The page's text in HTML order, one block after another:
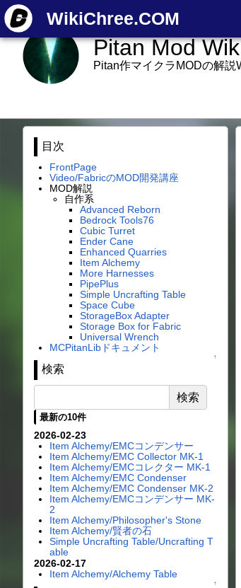
WikiChree.COM
Pitan Mod
Pitan作マイクラMODの解説
目次
FrontPage
Video/FabricのMOD開発講座
MOD解説
自作系
Advanced Reborn
Bedrock Tools76
Cubic Turret
Ender Cane
Enhanced Quarries
Item Alchemy
More Harnesses
PipePlus
Simple Uncrafting Table
Space Cube
StorageBox Adapter
Storage Box for Fabric
Universal Wrench
MCPitanLibドキュメント
↑
検索
最新の10件
2026-02-23
Item Alchemy/EMCコンデンサー
Item Alchemy/EMC Collector MK-1
Item Alchemy/EMCコレクター MK-1
Item Alchemy/EMC Condenser
Item Alchemy/EMC Condenser MK-2
Item Alchemy/EMCコンデンサー MK-
2
Item Alchemy/Philosopher's Stone
Item Alchemy/賢者の石
Simple Uncrafting Table/Uncrafting T
able
2026-02-17
Item Alchemy/Alchemy Table
↑